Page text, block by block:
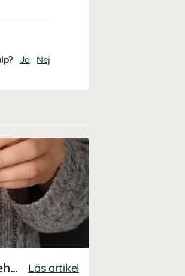
Ja Nej
Är dadlar nyttiga? Här är allt du behöver veta! Läs artikel